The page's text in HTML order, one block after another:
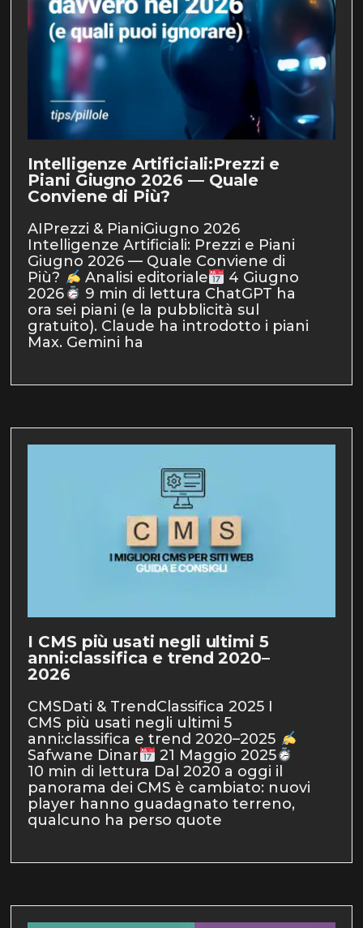
Intelligenze Artificiali:Prezzi e
Piani Giugno 2026 — Quale
Conviene di Più?
AIPrezzi & PianiGiugno 2026
Intelligenze Artificiali: Prezzi e Piani
Giugno 2026 — Quale Conviene di
Più?
Analisi editoriale
4 Giugno
2026
9 min di lettura ChatGPT ha
ora sei piani (e la pubblicità sul
gratuito). Claude ha introdotto i piani
Max. Gemini ha
I CMS più usati negli ultimi 5
anni:classifica e trend 2020–
2026
CMSDati & TrendClassifica 2025 I
CMS più usati negli ultimi 5
anni:classifica e trend 2020–2025
Safwane Dinar
21 Maggio 2025
10 min di lettura Dal 2020 a oggi il
panorama dei CMS è cambiato: nuovi
player hanno guadagnato terreno,
qualcuno ha perso quote